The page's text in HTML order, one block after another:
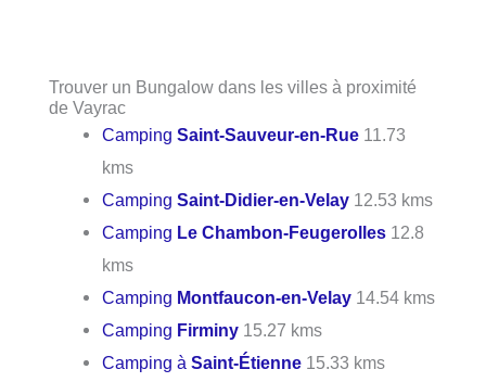
Trouver un Bungalow dans les villes à proximité
de Vayrac
CampingSaint-Sauveur-en-Rue 11.73
kms
CampingSaint-Didier-en-Velay 12.53 kms
Camping Le Chambon-Feugerolles 12.8
kms
Camping Montfaucon-en-Velay 14.54 kms
Camping Firminy 15.27 kms
Camping àSaint-Étienne 15.33 kms